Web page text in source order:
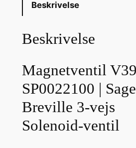
n
a
l
Beskrivelse
Beskrivelse
Magnetventil
SP0022100 |
Breville 3‑vejs
Solenoid‑ventil